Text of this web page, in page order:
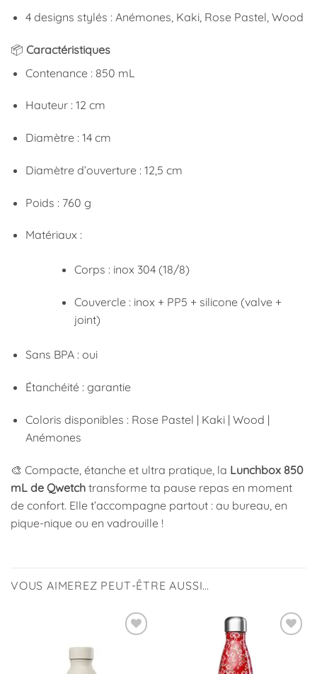
4 designs stylés : Anémones, Kaki, Rose Pastel, Wood
📦 Caractéristiques
Contenance : 850 mL
Hauteur : 12 cm
Diamètre : 14 cm
Diamètre d’ouverture : 12,5 cm
Poids : 760 g
Matériaux :
Corps : inox 304 (18/8)
Couvercle : inox + PP5 + silicone (valve +
joint)
Sans BPA : oui
Étanchéité : garantie
Coloris disponibles : Rose Pastel | Kaki | Wood |
Anémones
🎨 Compacte, étanche et ultra pratique, la Lunchbox 850
mL de Qwetch transforme ta pause repas en moment
de confort. Elle t’accompagne partout : au bureau, en
pique-nique ou en vadrouille !
VOUS AIMEREZ PEUT-ÊTRE AUSSI…